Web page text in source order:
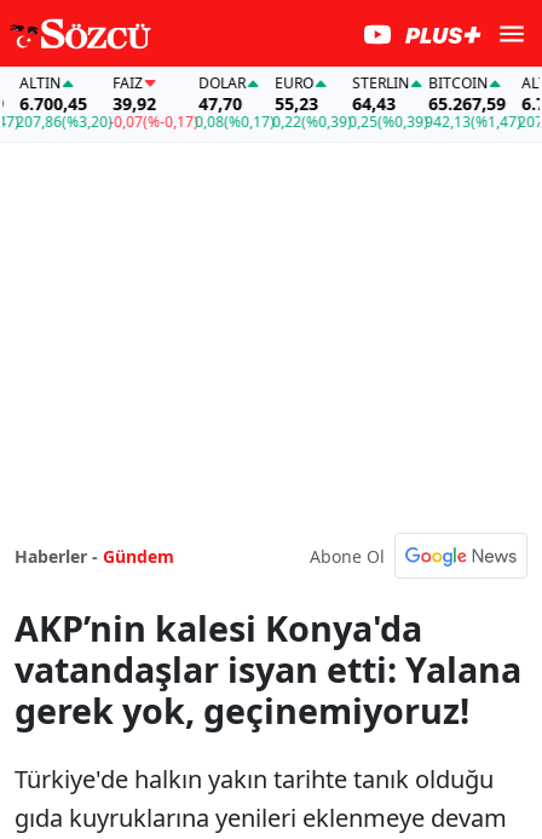
ALTIN
6.700,45
207,86(%3,20)
FAİZ
39,92
-0,07(%-0,17)
DOLAR
47,70
0,08(%0,17)
EURO
55,23
0,22(%0,39)
STERLIN
64,43
0,25(%0,39)
BITCOIN
65.267,59
942,13(%1,47)
Haberler - Gündem Abone Ol
AKP’nin kalesi Konya'da
vatandaşlar isyan etti: Yalana
gerek yok, geçinemiyoruz!
Türkiye'de halkın yakın tarihte tanık olduğu
gıda kuyruklarına yenileri eklenmeye devam